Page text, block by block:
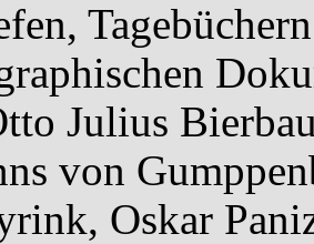
Julius
von
Oskar